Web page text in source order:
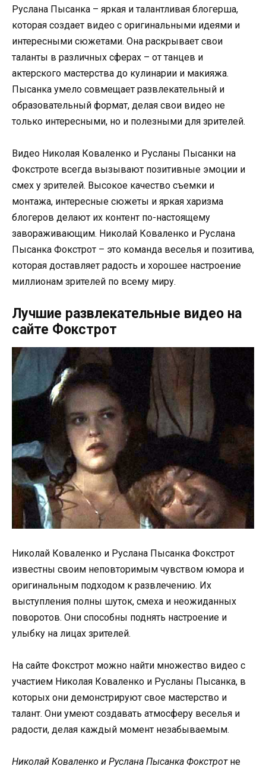
Руслана Пысанка – яркая и талантливая блогерша,
которая создает видео с оригинальными идеями и
интересными сюжетами. Она раскрывает свои
таланты в различных сферах – от танцев и
актерского мастерства до кулинарии и макияжа.
Пысанка умело совмещает развлекательный и
образовательный формат, делая свои видео не
только интересными, но и полезными для зрителей.
Видео Николая Коваленко и Русланы Пысанки на
Фокстроте всегда вызывают позитивные эмоции и
смех у зрителей. Высокое качество съемки и
монтажа, интересные сюжеты и яркая харизма
блогеров делают их контент по-настоящему
завораживающим. Николай Коваленко и Руслана
Пысанка Фокстрот – это команда веселья и позитива,
которая доставляет радость и хорошее настроение
миллионам зрителей по всему миру.
Лучшие развлекательные видео на
сайте Фокстрот
Николай Коваленко и Руслана Пысанка Фокстрот
известны своим неповторимым чувством юмора и
оригинальным подходом к развлечению. Их
выступления полны шуток, смеха и неожиданных
поворотов. Они способны поднять настроение и
улыбку на лицах зрителей.
На сайте Фокстрот можно найти множество видео с
участием Николая Коваленко и Русланы Пысанка, в
которых они демонстрируют свое мастерство и
талант. Они умеют создавать атмосферу веселья и
радости, делая каждый момент незабываемым.
Николай Коваленко и Руслана Пысанка Фокстротне